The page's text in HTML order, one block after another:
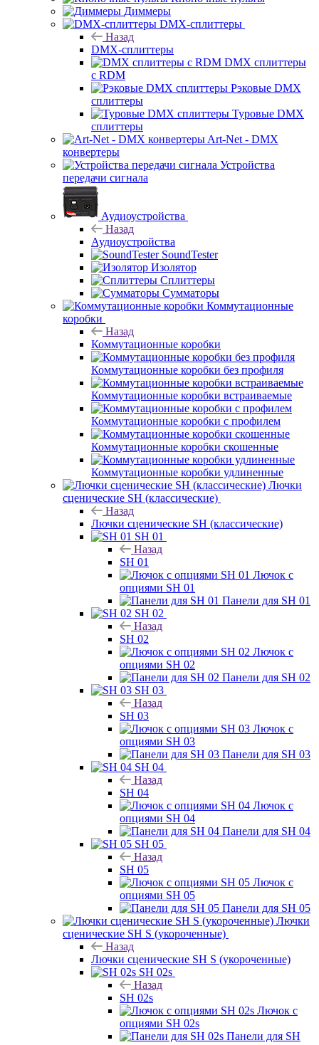
Диммеры
DMX-сплиттеры
Назад
DMX-сплиттеры
DMX сплиттеры
с RDM
Рэковые DMX
сплиттеры
Туровые DMX
сплиттеры
Art-Net - DMX
конвертеры
Устройства
передачи сигнала
Аудиоустройства
Назад
Аудиоустройства
SoundTester
Изолятор
Сплиттеры
Сумматоры
Коммутационные
коробки
Назад
Коммутационные коробки
Коммутационные коробки без профиля
Коммутационные коробки встраиваемые
Коммутационные коробки с профилем
Коммутационные коробки скошенные
Коммутационные коробки удлиненные
Лючки
сценические SH (классические)
Назад
Лючки сценические SH (классические)
SH 01
Назад
SH 01
Лючок с
опциями SH 01
Панели для SH 01
SH 02
Назад
SH 02
Лючок с
опциями SH 02
Панели для SH 02
SH 03
Назад
SH 03
Лючок с
опциями SH 03
Панели для SH 03
SH 04
Назад
SH 04
Лючок с
опциями SH 04
Панели для SH 04
SH 05
Назад
SH 05
Лючок с
опциями SH 05
Панели для SH 05
Лючки
сценические SH S (укороченные)
Назад
Лючки сценические SH S (укороченные)
SH 02s
Назад
SH 02s
Лючок с
опциями SH 02s
Панели для SH